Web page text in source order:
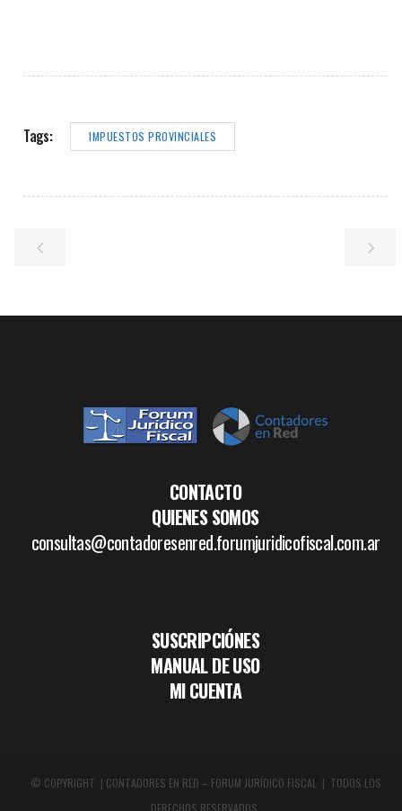
Tags: IMPUESTOS PROVINCIALES
CONTACTO
QUIENES SOMOS
consultas@contadoresenred.forumjuridicofiscal.com.ar
SUSCRIPCIÓNES
MANUAL DE USO
MI CUENTA
© COPYRIGHT | CONTADORES EN RED – FORUM JURÍDICO FISCAL | TODOS LOS
DERECHOS RESERVADOS.